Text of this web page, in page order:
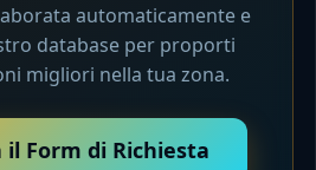
automaticamente e
database per proporti
migliori nella tua zona.
il Form di Richiesta